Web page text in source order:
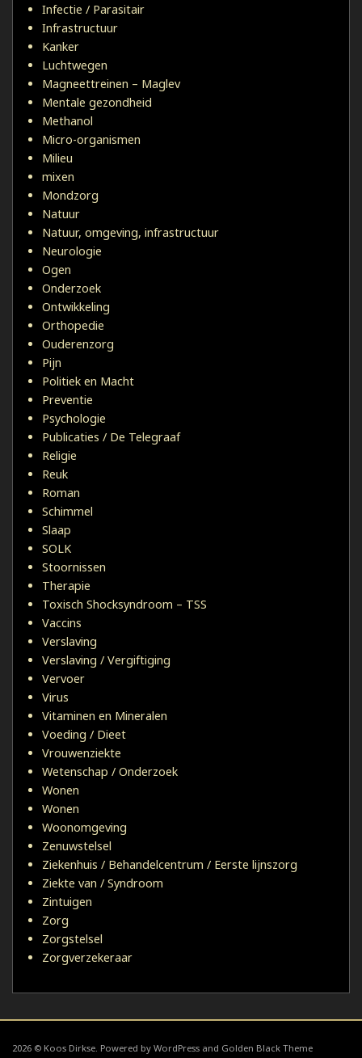
Infectie / Parasitair
Infrastructuur
Kanker
Luchtwegen
Magneettreinen – Maglev
Mentale gezondheid
Methanol
Micro-organismen
Milieu
mixen
Mondzorg
Natuur
Natuur, omgeving, infrastructuur
Neurologie
Ogen
Onderzoek
Ontwikkeling
Orthopedie
Ouderenzorg
Pijn
Politiek en Macht
Preventie
Psychologie
Publicaties / De Telegraaf
Religie
Reuk
Roman
Schimmel
Slaap
SOLK
Stoornissen
Therapie
Toxisch Shocksyndroom – TSS
Vaccins
Verslaving
Verslaving / Vergiftiging
Vervoer
Virus
Vitaminen en Mineralen
Voeding / Dieet
Vrouwenziekte
Wetenschap / Onderzoek
Wonen
Wonen
Woonomgeving
Zenuwstelsel
Ziekenhuis / Behandelcentrum / Eerste lijnszorg
Ziekte van / Syndroom
Zintuigen
Zorg
Zorgstelsel
Zorgverzekeraar
2026 © Koos Dirkse. Powered by WordPress and Golden Black Theme